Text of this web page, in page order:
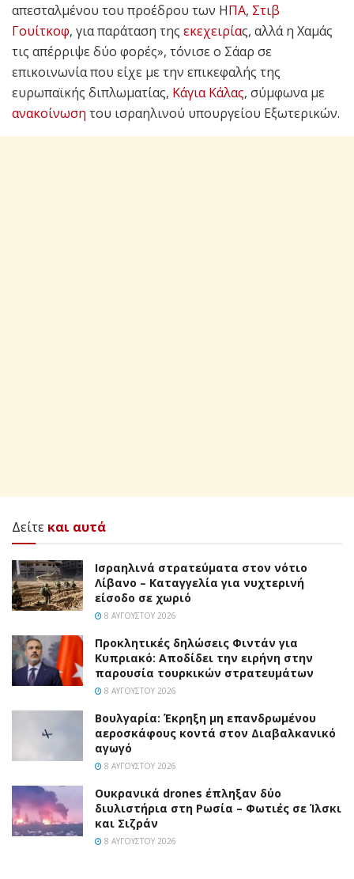
απεσταλμένου του προέδρου των ΗΠΑ, Στιβ
Γουίτκοφ, για παράταση της εκεχειρίας, αλλά η Χαμάς
τις απέρριψε δύο φορές», τόνισε ο Σάαρ σε
επικοινωνία που είχε με την επικεφαλής της
ευρωπαϊκής διπλωματίας, Κάγια Κάλας, σύμφωνα με
ανακοίνωση του ισραηλινού υπουργείου Εξωτερικών.
Δείτε και αυτά
Ισραηλινά στρατεύματα στον νότιο
Λίβανο – Καταγγελία για νυχτερινή
είσοδο σε χωριό
8 ΑΥΓΟΎΣΤΟΥ 2026
Προκλητικές δηλώσεις Φιντάν για
Κυπριακό: Αποδίδει την ειρήνη στην
παρουσία τουρκικών στρατευμάτων
8 ΑΥΓΟΎΣΤΟΥ 2026
Βουλγαρία: Έκρηξη μη επανδρωμένου
αεροσκάφους κοντά στον Διαβαλκανικό
αγωγό
8 ΑΥΓΟΎΣΤΟΥ 2026
Ουκρανικά drones έπληξαν δύο
διυλιστήρια στη Ρωσία – Φωτιές σε Ίλσκι
και Σιζράν
8 ΑΥΓΟΎΣΤΟΥ 2026